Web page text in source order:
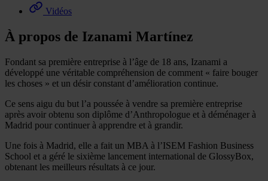
Vidéos
À propos de Izanami Martínez
Fondant sa première entreprise à l’âge de 18 ans, Izanami a
développé une véritable compréhension de comment « faire bouger
les choses » et un désir constant d’amélioration continue.
Ce sens aigu du but l’a poussée à vendre sa première entreprise
après avoir obtenu son diplôme d’Anthropologue et à déménager à
Madrid pour continuer à apprendre et à grandir.
Une fois à Madrid, elle a fait un MBA à l’ISEM Fashion Business
School et a géré le sixième lancement international de GlossyBox,
obtenant les meilleurs résultats à ce jour.